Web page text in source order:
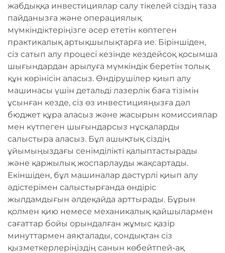
жабдыққа инвестициялар салу тікелей сіздің таза
пайданызға және операциялық
мүмкіндіктеріңізге әсер ететін көптеген
практикалық артықшылықтарға ие. Біріншіден,
сіз сатып алу процесі кезінде кездейсоқ қосымша
шығындардан арылуға мүмкіндік беретін толық
құн көрінісін аласыз. Өндірушілер қиып алу
машинасы үшін детальді лазерлік баға тізімін
ұсынған кезде, сіз өз инвестицияңызға дәл
бюджет құра аласыз және жасырын комиссиялар
мен күтпеген шығындарсыз нұсқаларды
салыстыра аласыз. Бұл ашықтық сіздің
ұйымыңыздағы сенімділікті қалыптастырады
және қаржылық жоспарлауды жақсартады.
Екіншіден, бұл машиналар дәстүрлі қиып алу
әдістерімен салыстырғанда өндіріс
жылдамдығын әлдеқайда арттырады. Бұрын
қолмен қию немесе механикалық қайшылармен
сағаттар бойы орындалған жұмыс қазір
минуттармен аяқталады, сондықтан сіз
қызметкерлеріңіздің санын көбейтпей-ақ